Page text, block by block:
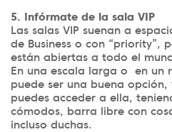
5. Infórmate de la sala VIP
Las salas VIP suenan a
de Business o con “priority”,
están abiertas a todo el
En una escala larga o en un
puede ser una buena
puedes acceder a ella,
cómodos, barra libre con
incluso duchas.